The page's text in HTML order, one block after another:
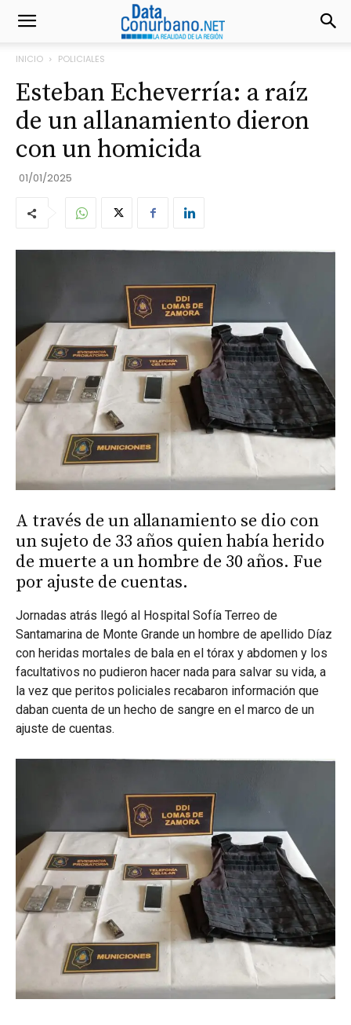
INICIO POLICIALES
Esteban Echeverría: a raíz
de un allanamiento dieron
con un homicida
01/01/2025
A través de un allanamiento se dio con
un sujeto de 33 años quien había herido
de muerte a un hombre de 30 años. Fue
por ajuste de cuentas.
Jornadas atrás llegó al Hospital Sofía Terreo de
Santamarina de Monte Grande un hombre de apellido Díaz
con heridas mortales de bala en el tórax y abdomen y los
facultativos no pudieron hacer nada para salvar su vida, a
la vez que peritos policiales recabaron información que
daban cuenta de un hecho de sangre en el marco de un
ajuste de cuentas.